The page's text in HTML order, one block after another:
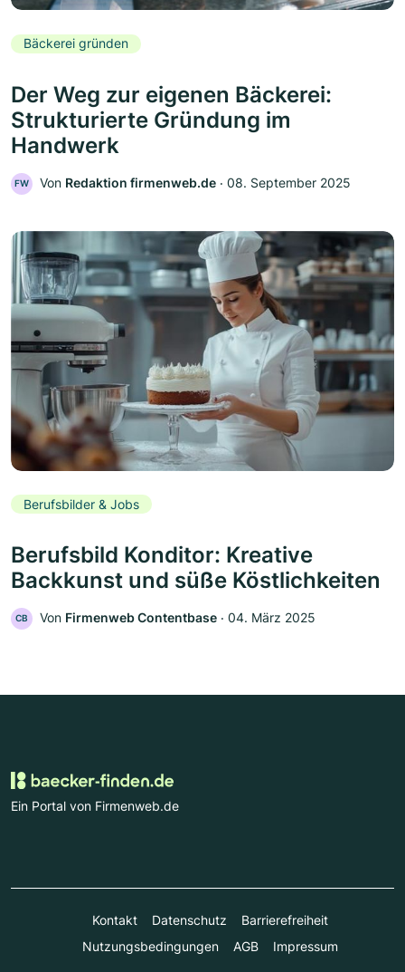
Bäckerei gründen
Der Weg zur eigenen Bäckerei:
Strukturierte Gründung im
Handwerk
FW Von Redaktion firmenweb.de ‧ 08. September 2025
Berufsbilder & Jobs
Berufsbild Konditor: Kreative
Backkunst und süße Köstlichkeiten
CB Von Firmenweb Contentbase ‧ 04. März 2025
Ein Portal von Firmenweb.de
Kontakt Datenschutz
Barrierefreiheit
Nutzungsbedingungen
AGB Impressum